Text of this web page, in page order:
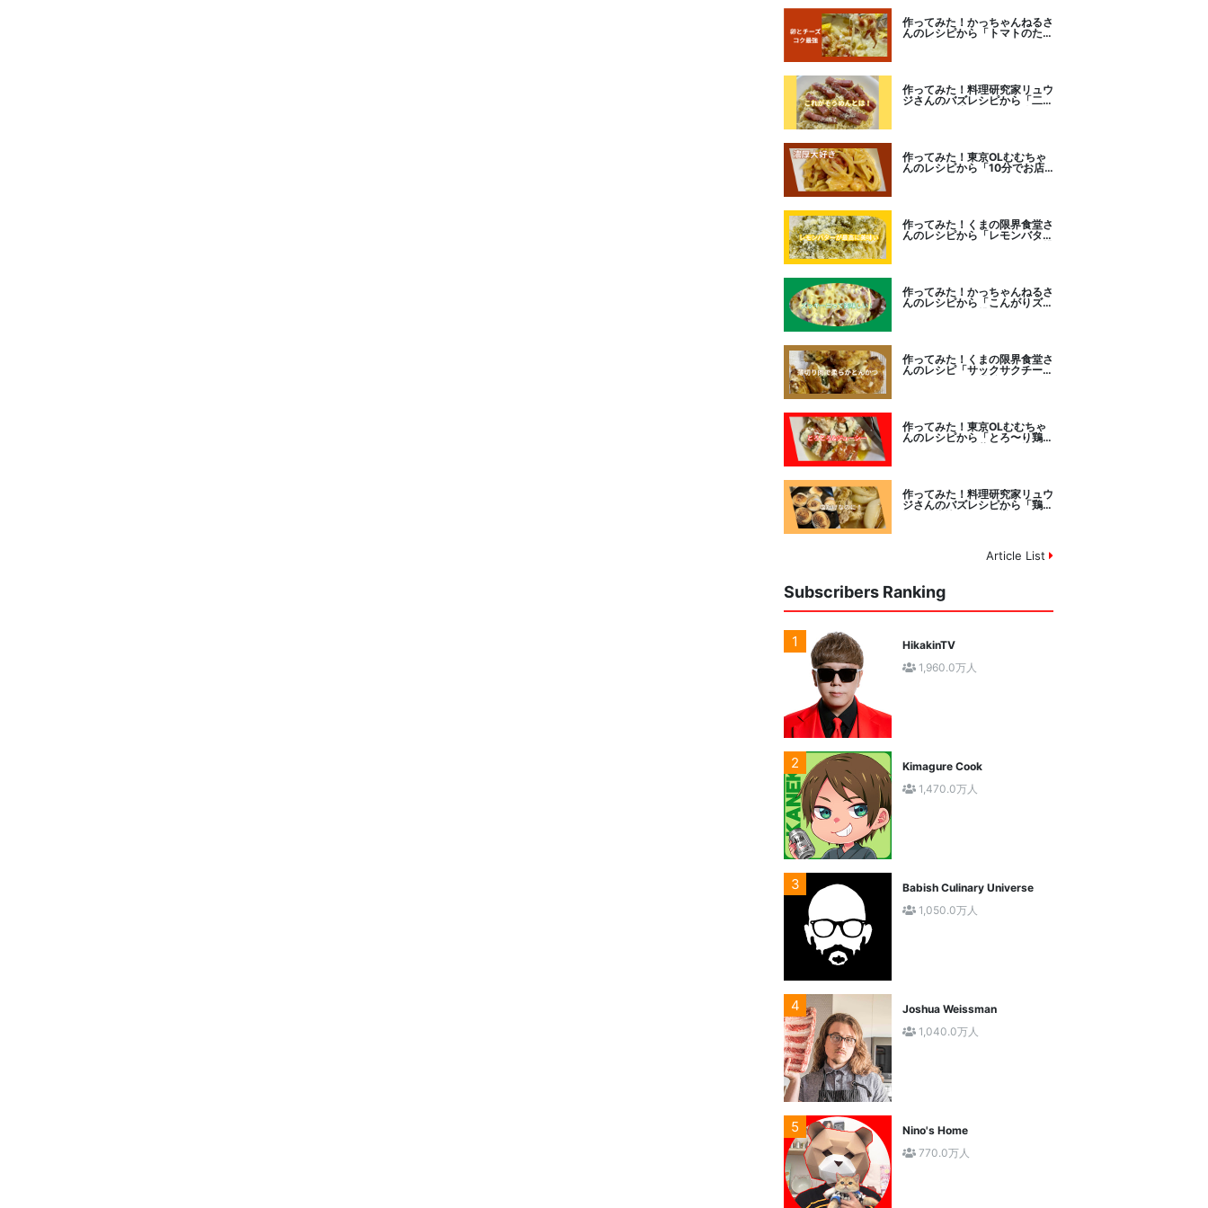
作ってみた！かっちゃんねるさ
んのレシピから「トマトのたま
作ってみた！料理研究家リュウ
ジさんのバズレシピから「二度
作ってみた！東京OLむむちゃ
んのレシピから「10分でお店
作ってみた！くまの限界食堂さ
んのレシピから「レモンバター
作ってみた！かっちゃんねるさ
んのレシピから「こんがりズッ
作ってみた！くまの限界食堂さ
んのレシピ「サックサクチーズ
作ってみた！東京OLむむちゃ
んのレシピから「とろ〜り鶏む
作ってみた！料理研究家リュウ
ジさんのバズレシピから「鶏の
Article List
Subscribers Ranking
1
HikakinTV
1,960.0万人
2
Kimagure Cook
1,470.0万人
3
Babish Culinary Universe
1,050.0万人
4
Joshua Weissman
1,040.0万人
5
Nino's Home
770.0万人